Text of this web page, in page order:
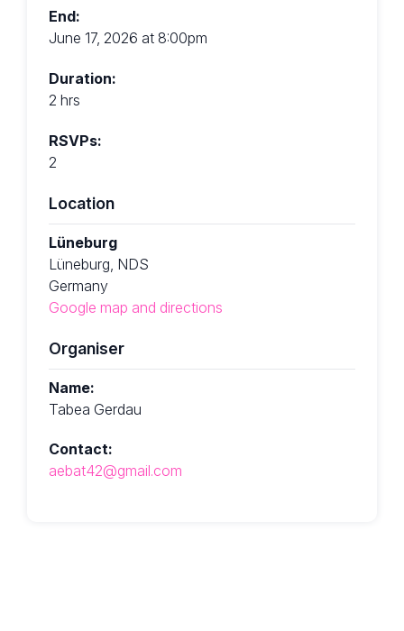
End:
June 17, 2026 at 8:00pm
Duration:
2 hrs
RSVPs:
2
Location
Lüneburg
Lüneburg, NDS
Germany
Google map and directions
Organiser
Name:
Tabea Gerdau
Contact:
aebat42@gmail.com